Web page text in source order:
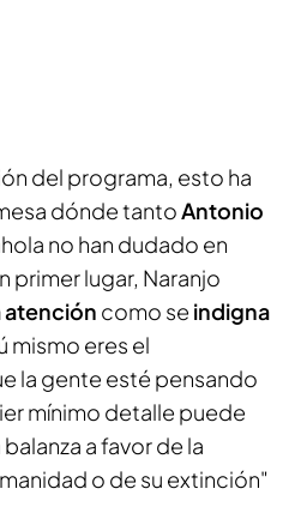
del programa, esto ha
dónde tantoAntonio
no han dudado en
primer lugar, Naranjo
atención como se indigna
mismo eres el
la gente esté pensando
mínimo detalle puede
a favor de la
o de su extinción"